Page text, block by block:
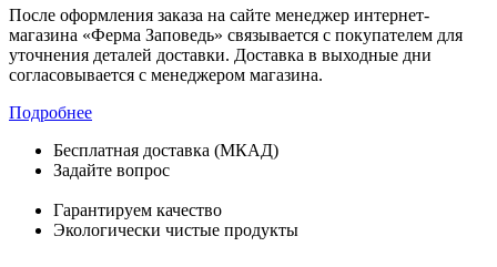
После оформления заказа на сайте менеджер интернет-
магазина «Ферма Заповедь» связывается с покупателем для
уточнения деталей доставки. Доставка в выходные дни
согласовывается с менеджером магазина.
Подробнее
Бесплатная доставка (МКАД)
Задайте вопрос
Гарантируем качество
Экологически чистые продукты